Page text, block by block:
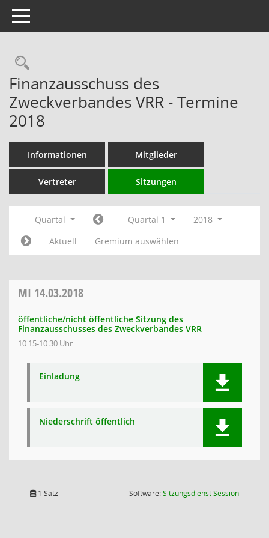
Toggle navigation
Rechercheauswahl
Finanzausschuss des
Zweckverbandes VRR - Termine
2018
Informationen Mitglieder
Vertreter Sitzungen
Quartal Quartal 1
2018
Aktuell
Gremium auswählen
MI 14.03.2018
öffentliche/nicht öffentliche Sitzung des
Finanzausschusses des Zweckverbandes VRR
10:15-10:30 Uhr
Einladung
Niederschrift öffentlich
1 Satz Software:SitzungsdienstSession(Wird in